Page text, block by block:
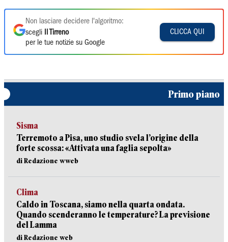
Non lasciare decidere l'algoritmo:
scegli
Il Tirreno
per le tue notizie su Google
CLICCA QUI
Primo piano
Sisma
Terremoto a Pisa, uno studio svela l’origine della
forte scossa: «Attivata una faglia sepolta»
di Redazione wweb
Clima
Caldo in Toscana, siamo nella quarta ondata.
Quando scenderanno le temperature? La previsione
del Lamma
di Redazione web